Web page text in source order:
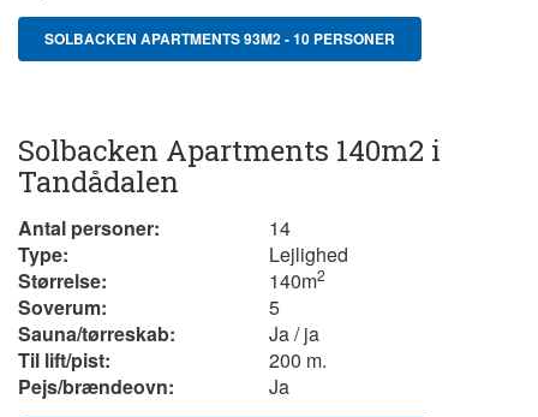
SOLBACKEN APARTMENTS 93M2 - 10 PERSONER
Solbacken Apartments 140m2 i
Tandådalen
Antal personer:
14
Type:
Lejlighed
Størrelse:
140m2
Soverum:
5
Sauna/tørreskab:
Ja / ja
Til lift/pist:
200 m.
Pejs/brændeovn:
Ja